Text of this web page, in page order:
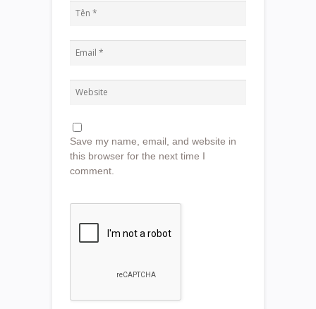
Save my name, email, and website in
this browser for the next time I
comment.